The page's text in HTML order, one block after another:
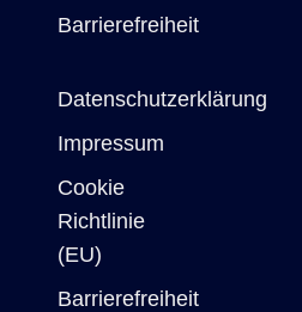
Barrierefreiheit
Datenschutzerklärung
Impressum
Cookie
Richtlinie
(EU)
Barrierefreiheit